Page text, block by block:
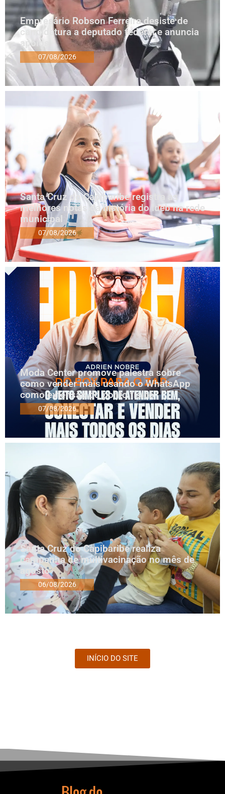
Empresário Robson Ferreira desiste de
candidatura a deputado federal e anuncia
apoios
07/08/2026
Santa Cruz do Capibaribe registra as
melhores notas da história do Ideb na rede
municipal
07/08/2026
Moda Center promove palestra sobre
como vender mais usando o WhatsApp
como extensão do ponto físico
07/08/2026
Santa Cruz do Capibaribe realiza
campanha de multivacinação no mês de
agosto
06/08/2026
INÍCIO DO SITE